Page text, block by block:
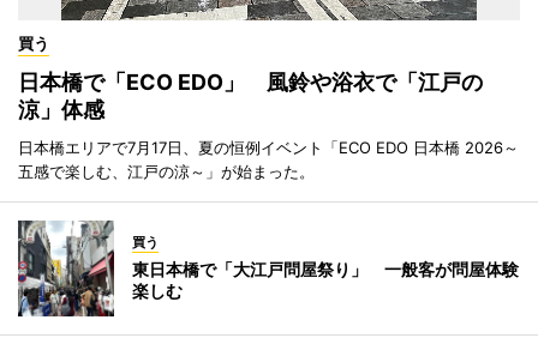
買う
日本橋で「ECO EDO」 風鈴や浴衣で「江戸の
涼」体感
日本橋エリアで7月17日、夏の恒例イベント「ECO EDO 日本橋 2026～
五感で楽しむ、江戸の涼～」が始まった。
買う
東日本橋で「大江戸問屋祭り」 一般客が問屋体験
楽しむ